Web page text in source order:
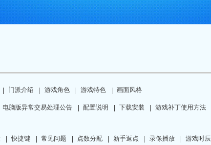
门派介绍 游戏角色 游戏特色 画面风格
电脑版异常交易处理公告 配置说明 下载安装 游戏补丁使用方法
快捷键 常见问题 点数分配 新手返点 录像播放 游戏时辰